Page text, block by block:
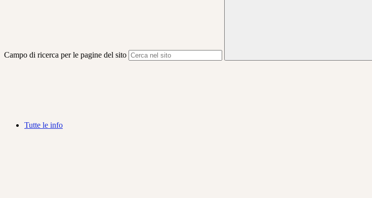
Campo di ricerca per le pagine del sito
Tutte le info